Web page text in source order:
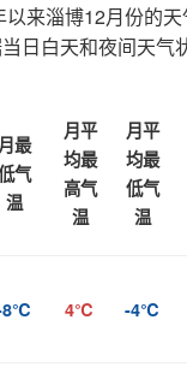
来淄博12月份的
日白天和夜间天气
月最
气
温
月平
均最
高气
温
月平
均最
低气
温
8℃ 4℃ -4℃